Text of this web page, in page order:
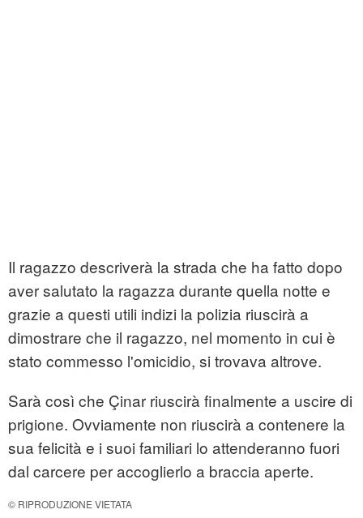
Il ragazzo descriverà la strada che ha fatto dopo
aver salutato la ragazza durante quella notte e
grazie a questi utili indizi la polizia riuscirà a
dimostrare che il ragazzo, nel momento in cui è
stato commesso l'omicidio, si trovava altrove.
Sarà così che Çinar riuscirà finalmente a uscire di
prigione. Ovviamente non riuscirà a contenere la
sua felicità e i suoi familiari lo attenderanno fuori
dal carcere per accoglierlo a braccia aperte.
© RIPRODUZIONE VIETATA